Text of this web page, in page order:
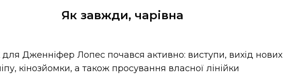
Як завжди, чарівна
для Дженніфер Лопес почався активно: виступи, вихід нових
кінозйомки, а також просування власної лінійки